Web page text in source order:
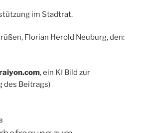
im Stadtrat.
Florian Herold Neuburg, den:
, ein KI Bild zur
des Beitrags)